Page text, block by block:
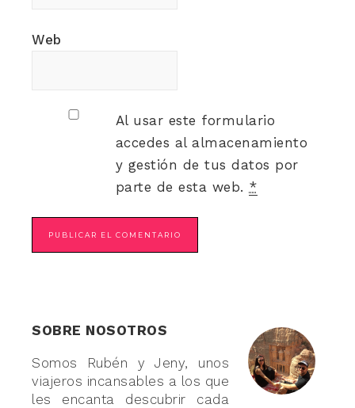
Web
Al usar este formulario
accedes al almacenamiento
y gestión de tus datos por
parte de esta web. *
SOBRE NOSOTROS
Somos Rubén y Jeny, unos
viajeros incansables a los que
les encanta descubrir cada